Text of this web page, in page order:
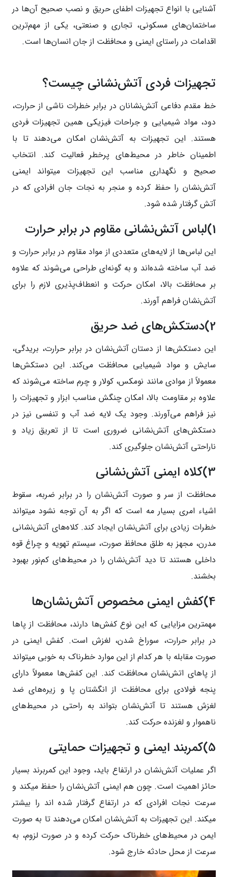
آشنایی با انواع تجهیزات اطفای حریق و نصب صحیح آن‌ها در
ساختمان‌های مسکونی، تجاری و صنعتی، یکی از مهم‌ترین
اقدامات در راستای ایمنی و محافظت از جان انسان‌ها است.
تجهیزات فردی آتش‌نشانی چیست؟
خط مقدم دفاعی آتش‌نشانان در برابر خطرات ناشی از حرارت،
دود، مواد شیمیایی و جراحات فیزیکی همین تجهیزات فردی
هستند. این تجهیزات به آتش‌نشان امکان می‌دهند تا با
اطمینان خاطر در محیط‌های پرخطر فعالیت کند. انتخاب
صحیح و نگهداری مناسب این تجهیزات میتواند ایمنی
آتش‌نشان را حفظ کرده و منجر به نجات جان افرادی که در
آتش گرفتار شده شود.
1)لباس آتش‌نشانی مقاوم در برابر حرارت
این لباس‌ها از لایه‌های متعددی از مواد مقاوم در برابر حرارت و
ضد آب ساخته شده‌اند و به گونه‌ای طراحی می‌شوند که علاوه
بر محافظت بالا، امکان حرکت و انعطاف‌پذیری لازم را برای
آتش‌نشان فراهم آورند.
2)دستکش‌های ضد حریق
این دستکش‌ها از دستان آتش‌نشان در برابر حرارت، بریدگی،
سایش و مواد شیمیایی محافظت می‌کند. این دستکش‌ها
معمولاً از موادی مانند نومکس، کولار و چرم ساخته می‌شوند که
علاوه بر مقاومت بالا، امکان چنگش مناسب ابزار و تجهیزات را
نیز فراهم می‌آورند. وجود یک لایه ضد آب و تنفسی نیز در
دستکش‌های آتش‌نشانی ضروری است تا از تعریق زیاد و
ناراحتی آتش‌نشان جلوگیری کند.
3)کلاه ایمنی آتش‌نشانی
محافظت از سر و صورت آتش‌نشان را در برابر ضربه، سقوط
اشیاء امری بسیار مه است که اگر به آن توجه نشود میتواند
خطرات زیادی برای آتش‌نشان ایجاد کند. کلاه‌های آتش‌نشانی
مدرن، مجهز به طلق محافظ صورت، سیستم تهویه و چراغ قوه
داخلی هستند تا دید آتش‌نشان را در محیط‌های کم‌نور بهبود
بخشند.
4)کفش ایمنی مخصوص آتش‌نشان‌ها
مهمترین مزایایی که این نوع کفش‌ها دارند، محافظت از پاها
در برابر حرارت، سوراخ شدن، لغزش است. کفش ایمنی در
صورت مقابله با هر کدام از این موارد خطرناک به خوبی میتواند
از پاهای اتش‌نشان محافظت کند. این کفش‌ها معمولاً دارای
پنجه فولادی برای محافظت از انگشتان پا و زیره‌های ضد
لغزش هستند تا آتش‌نشان بتواند به راحتی در محیط‌های
ناهموار و لغزنده حرکت کند.
5)کمربند ایمنی و تجهیزات حمایتی
اگر عملیات آتش‌نشان در ارتفاع باید، وجود این کمربرند بسیار
حائز اهمیت است. چون هم ایمنی آتش‌نشان را حفظ میکند و
سرعت نجات افرادی که در ارتفاع گرفتار شده اند را بیشتر
میکند. این تجهیزات به آتش‌نشان امکان می‌دهند تا به صورت
ایمن در محیط‌های خطرناک حرکت کرده و در صورت لزوم، به
سرعت از محل حادثه خارج شود.